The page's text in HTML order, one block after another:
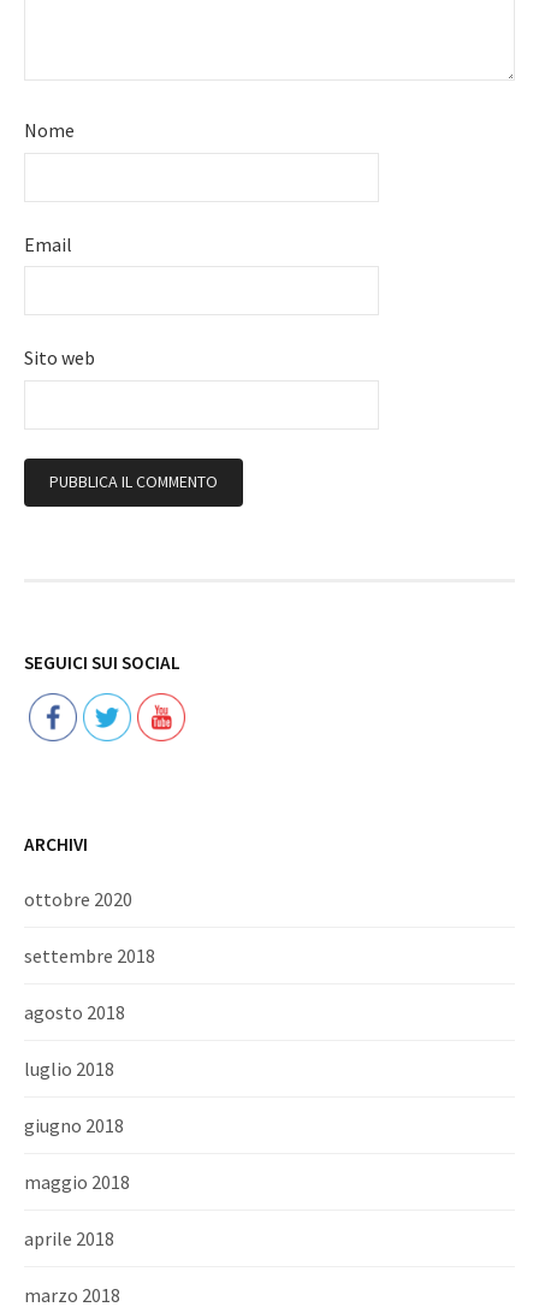
Nome
Email
Sito web
SEGUICI SUI SOCIAL
ARCHIVI
ottobre 2020
settembre 2018
agosto 2018
luglio 2018
giugno 2018
maggio 2018
aprile 2018
marzo 2018